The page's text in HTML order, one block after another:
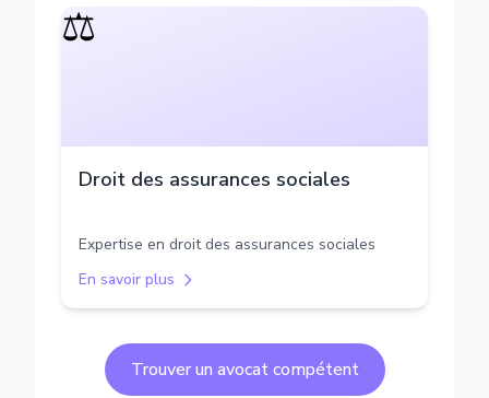
⚖️
Droit des assurances sociales
Expertise en droit des assurances sociales
En savoir plus
Trouver un avocat compétent